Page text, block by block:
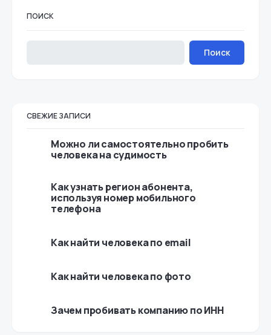
ПОИСК
Поиск
СВЕЖИЕ ЗАПИСИ
Можно ли самостоятельно пробить
человека на судимость
Как узнать регион абонента,
используя номер мобильного
телефона
Как найти человека по email
Как найти человека по фото
Зачем пробивать компанию по ИНН